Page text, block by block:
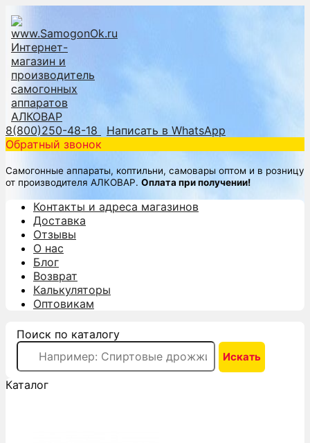
8(800)250-48-18
Написать в WhatsApp
Обратный звонок
Самогонные аппараты, коптильни, самовары оптом и в розницу
от производителя АЛКОВАР. Оплата при получении!
Контакты и адреса магазинов
Доставка
Отзывы
О нас
Блог
Возврат
Калькуляторы
Оптовикам
Поиск по каталогу
Каталог